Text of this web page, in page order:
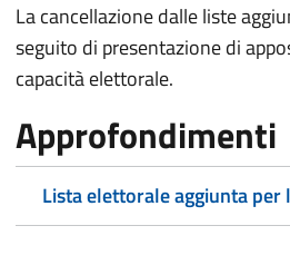
La cancellazione dalle liste
seguito di presentazione di
capacità elettorale.
Approfondimenti
Lista elettorale aggiunta per